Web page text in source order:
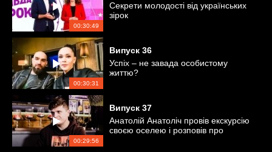
00:30:49
Секрети молодості від українських
зірок
00:30:31
Випуск 36
Успіх – не завада особистому
життю?
00:29:56
Випуск 37
Анатолій Анатоліч провів екскурсію
своєю оселею і розповів про